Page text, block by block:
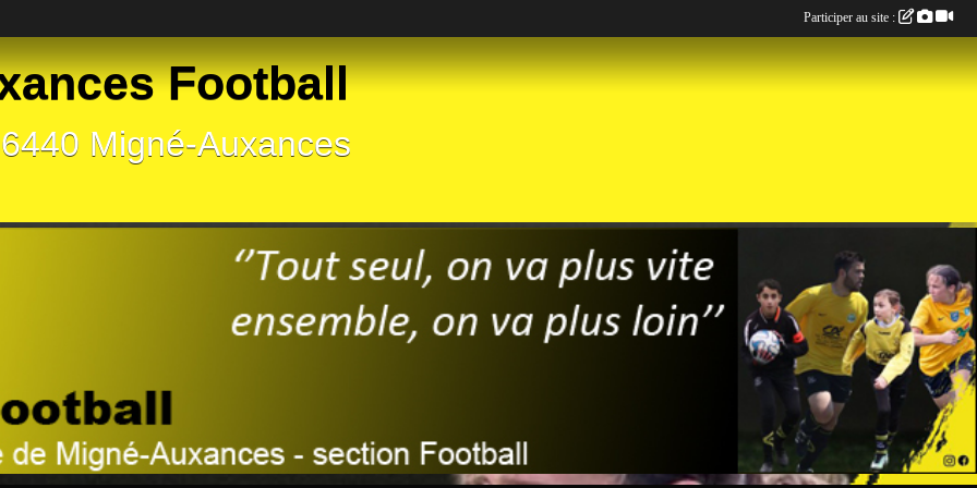
Football
Migné-Auxances
Participer au site :